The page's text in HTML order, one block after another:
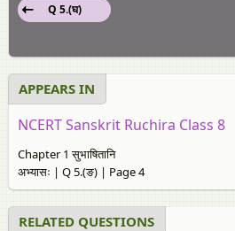
Q 5.(घ)
APPEARS IN
NCERT Sanskrit Ruchira Class 8
Chapter 1 सुभाषितानि
अभ्यासः | Q 5.(ङ) | Page 4
RELATED QUESTIONS